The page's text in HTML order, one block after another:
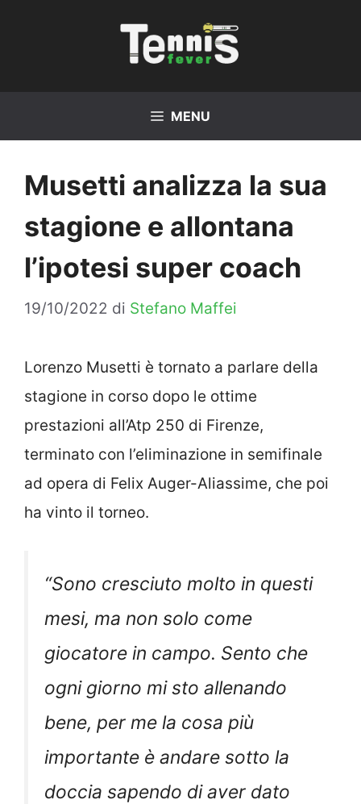
MENU
Musetti analizza la sua
stagione e allontana
l’ipotesi super coach
19/10/2022 di Stefano Maffei
Lorenzo Musetti è tornato a parlare della
stagione in corso dopo le ottime
prestazioni all’Atp 250 di Firenze,
terminato con l’eliminazione in semifinale
ad opera di Felix Auger-Aliassime, che poi
ha vinto il torneo.
“Sono cresciuto molto in questi
mesi, ma non solo come
giocatore in campo. Sento che
ogni giorno mi sto allenando
bene, per me la cosa più
importante è andare sotto la
doccia sapendo di aver dato